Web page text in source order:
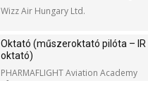
Wizz Air Hungary Ltd.
Oktató (műszeroktató pilóta – IR
oktató)
PHARMAFLIGHT Aviation Academy
Kft.